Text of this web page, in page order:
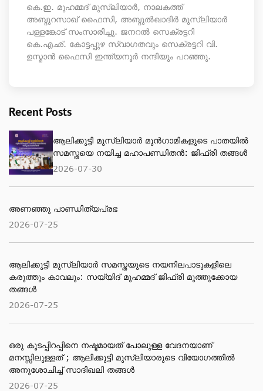
കെ.ഇ. മുഹമ്മദ് മുസ്‌ലിയാര്‍, നാലകത്ത്
അബ്ദുറസാഖ് ഫൈസി, അബ്ദുല്‍ഖാദിര്‍ മുസ്‌ലിയാര്‍
പള്ളങ്കോട് സംസാരിച്ചു. ജനറല്‍ സെക്രട്ടറി
കെ.എഛ്. കോട്ടപ്പുഴ സ്വാഗതവും സെക്രട്ടറി വി.
ഉസ്മാന്‍ ഫൈസി ഇന്ത്യനൂര്‍ നന്ദിയും പറഞ്ഞു.
Recent Posts
ആലിക്കുട്ടി മുസ്‌ലിയാർ മുൻഗാമികളുടെ പാതയിൽ
സമസ്തയെ നയിച്ച മഹാപണ്ഡിതൻ: ജിഫ്‌രി തങ്ങൾ
2026-07-30
അണഞ്ഞു പാണ്ഡിത്യപ്രഭ
2026-07-25
ആലിക്കുട്ടി മുസ്‌ലിയാർ സമസ്തയുടെ നയനിലപാടുകളിലെ
കരുത്തും കാവലും: സയ്യിദ് മുഹമ്മദ് ജിഫ്രി മുത്തുക്കോയ
തങ്ങൾ
2026-07-25
ഒരു കൂടപ്പിറപ്പിനെ നഷ്ടമായത് പോലുള്ള വേദനയാണ്
മനസ്സിലുള്ളത് ; ആലിക്കുട്ടി മുസ്‌ലിയാരുടെ വിയോ​ഗത്തിൽ
അനുശോചിച്ച് സാദിഖലി തങ്ങൾ
2026-07-25